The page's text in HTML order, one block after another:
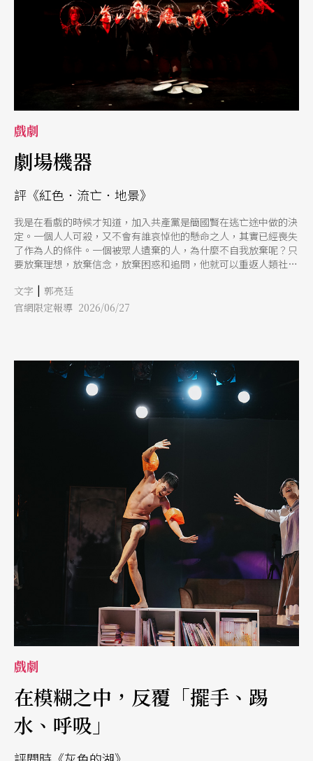
戲劇
劇場機器
評《紅色．流亡．地景》
我是在看戲的時候才知道，加入共產黨是簡國賢在逃亡途中做的決
定。一個人人可殺，又不會有誰哀悼他的懸命之人，其實已經喪失
了作為人的條件。⼀個被眾人遺棄的人，為什麼不自我放棄呢？只
要放棄理想，放棄信念，放棄困惑和追問，他就可以重返人類社
逃亡，不但和農民一同勞動讀書，還令自己處境更危險地加入了共
產黨。人是危險的，人人都可能對殺人無感；但正是在這個對殺人
我找到這抹明亮，順著光源卻讓我像走出洞穴的人一般感到懷疑，
我們會不會在陰鬱中沉浸了太久，以至於不夠勇敢地走進那個有光
的所在？我們是否能相信簡國賢相信過的？這會不會是一場註定失
文字 | 郭亮廷
官網限定報導 2026/06/27
戲劇
在模糊之中，反覆「擺手、踢
水、呼吸」